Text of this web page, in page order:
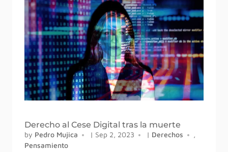
Derecho al Cese Digital tras la muerte
by Pedro Mujica | Sep 2, 2023 | Derechos
,
Pensamiento